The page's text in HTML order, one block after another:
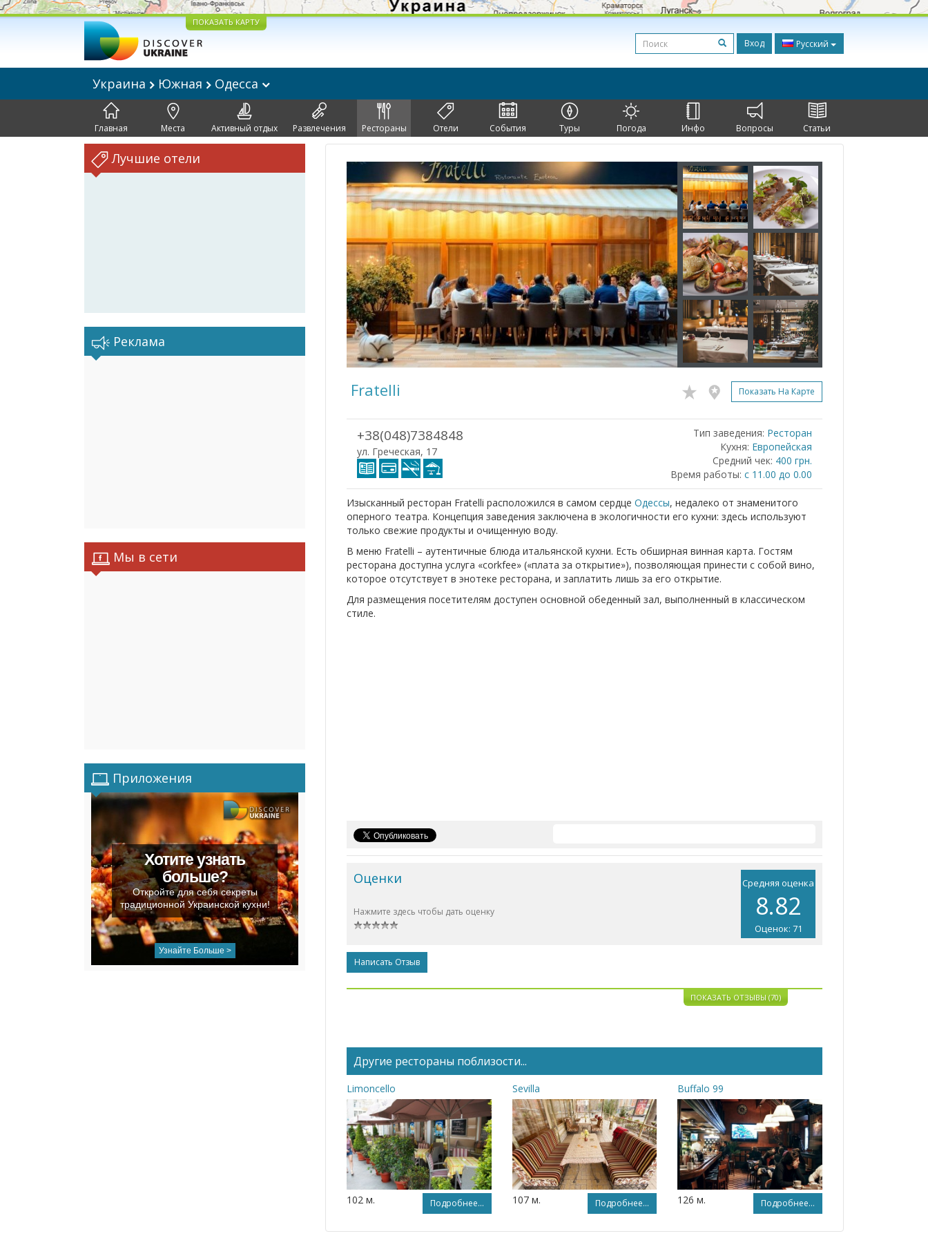
ПОКАЗАТЬ КАРТУ
Вход Русский
Украина Южная Одесса
Главная Места Активный отдых Развлечения Рестораны Отели События Туры Погода Инфо Вопросы Статьи
Лучшие отели
Реклама
Мы в сети
Приложения
Хотите узнать
больше?
Откройте для себя секреты
традиционной Украинской кухни!
Узнайте Больше >
Fratelli Показать На Карте
+38(048)7384848
ул. Греческая, 17
Тип заведения: Ресторан
Кухня: Европейская
Средний чек: 400 грн.
Время работы: с 11.00 до 0.00
Изысканный ресторан Fratelli расположился в самом сердце Одессы, недалеко от знаменитого
оперного театра. Концепция заведения заключена в экологичности его кухни: здесь используют
только свежие продукты и очищенную воду.
В меню Fratelli – аутентичные блюда итальянской кухни. Есть обширная винная карта. Гостям
ресторана доступна услуга «corkfee» («плата за открытие»), позволяющая принести с собой вино,
которое отсутствует в энотеке ресторана, и заплатить лишь за его открытие.
Для размещения посетителям доступен основной обеденный зал, выполненный в классическом
стиле.
Средняя оценка
8.82
Оценок: 71
Оценки
Нажмите здесь чтобы дать оценку
Написать Отзыв
ПОКАЗАТЬ ОТЗЫВЫ (70)
Другие рестораны поблизости...
Limoncello
102 м. Подробнее...
Sevilla
107 м. Подробнее...
Buffalo 99
126 м. Подробнее...